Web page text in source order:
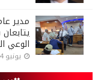
مدير
الوعي
يونيو 14, 2026